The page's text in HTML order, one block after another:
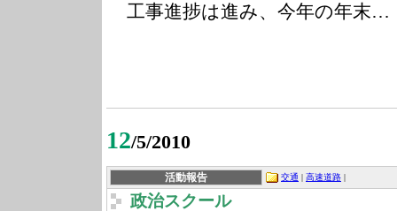
工事進捗は進み、今年の年末…
12/5/2010
活動報告 交通 | 高速道路 |
政治スクール